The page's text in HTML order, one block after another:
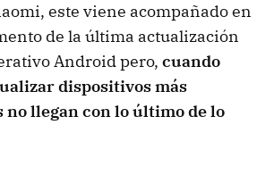
este viene acompañado en
de la última actualización
Android pero, cuando
dispositivos más
no llegan con lo último de lo